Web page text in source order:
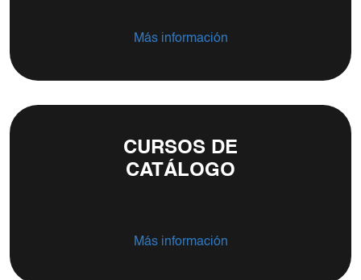
Más información
CURSOS DE
CATÁLOGO
Más información